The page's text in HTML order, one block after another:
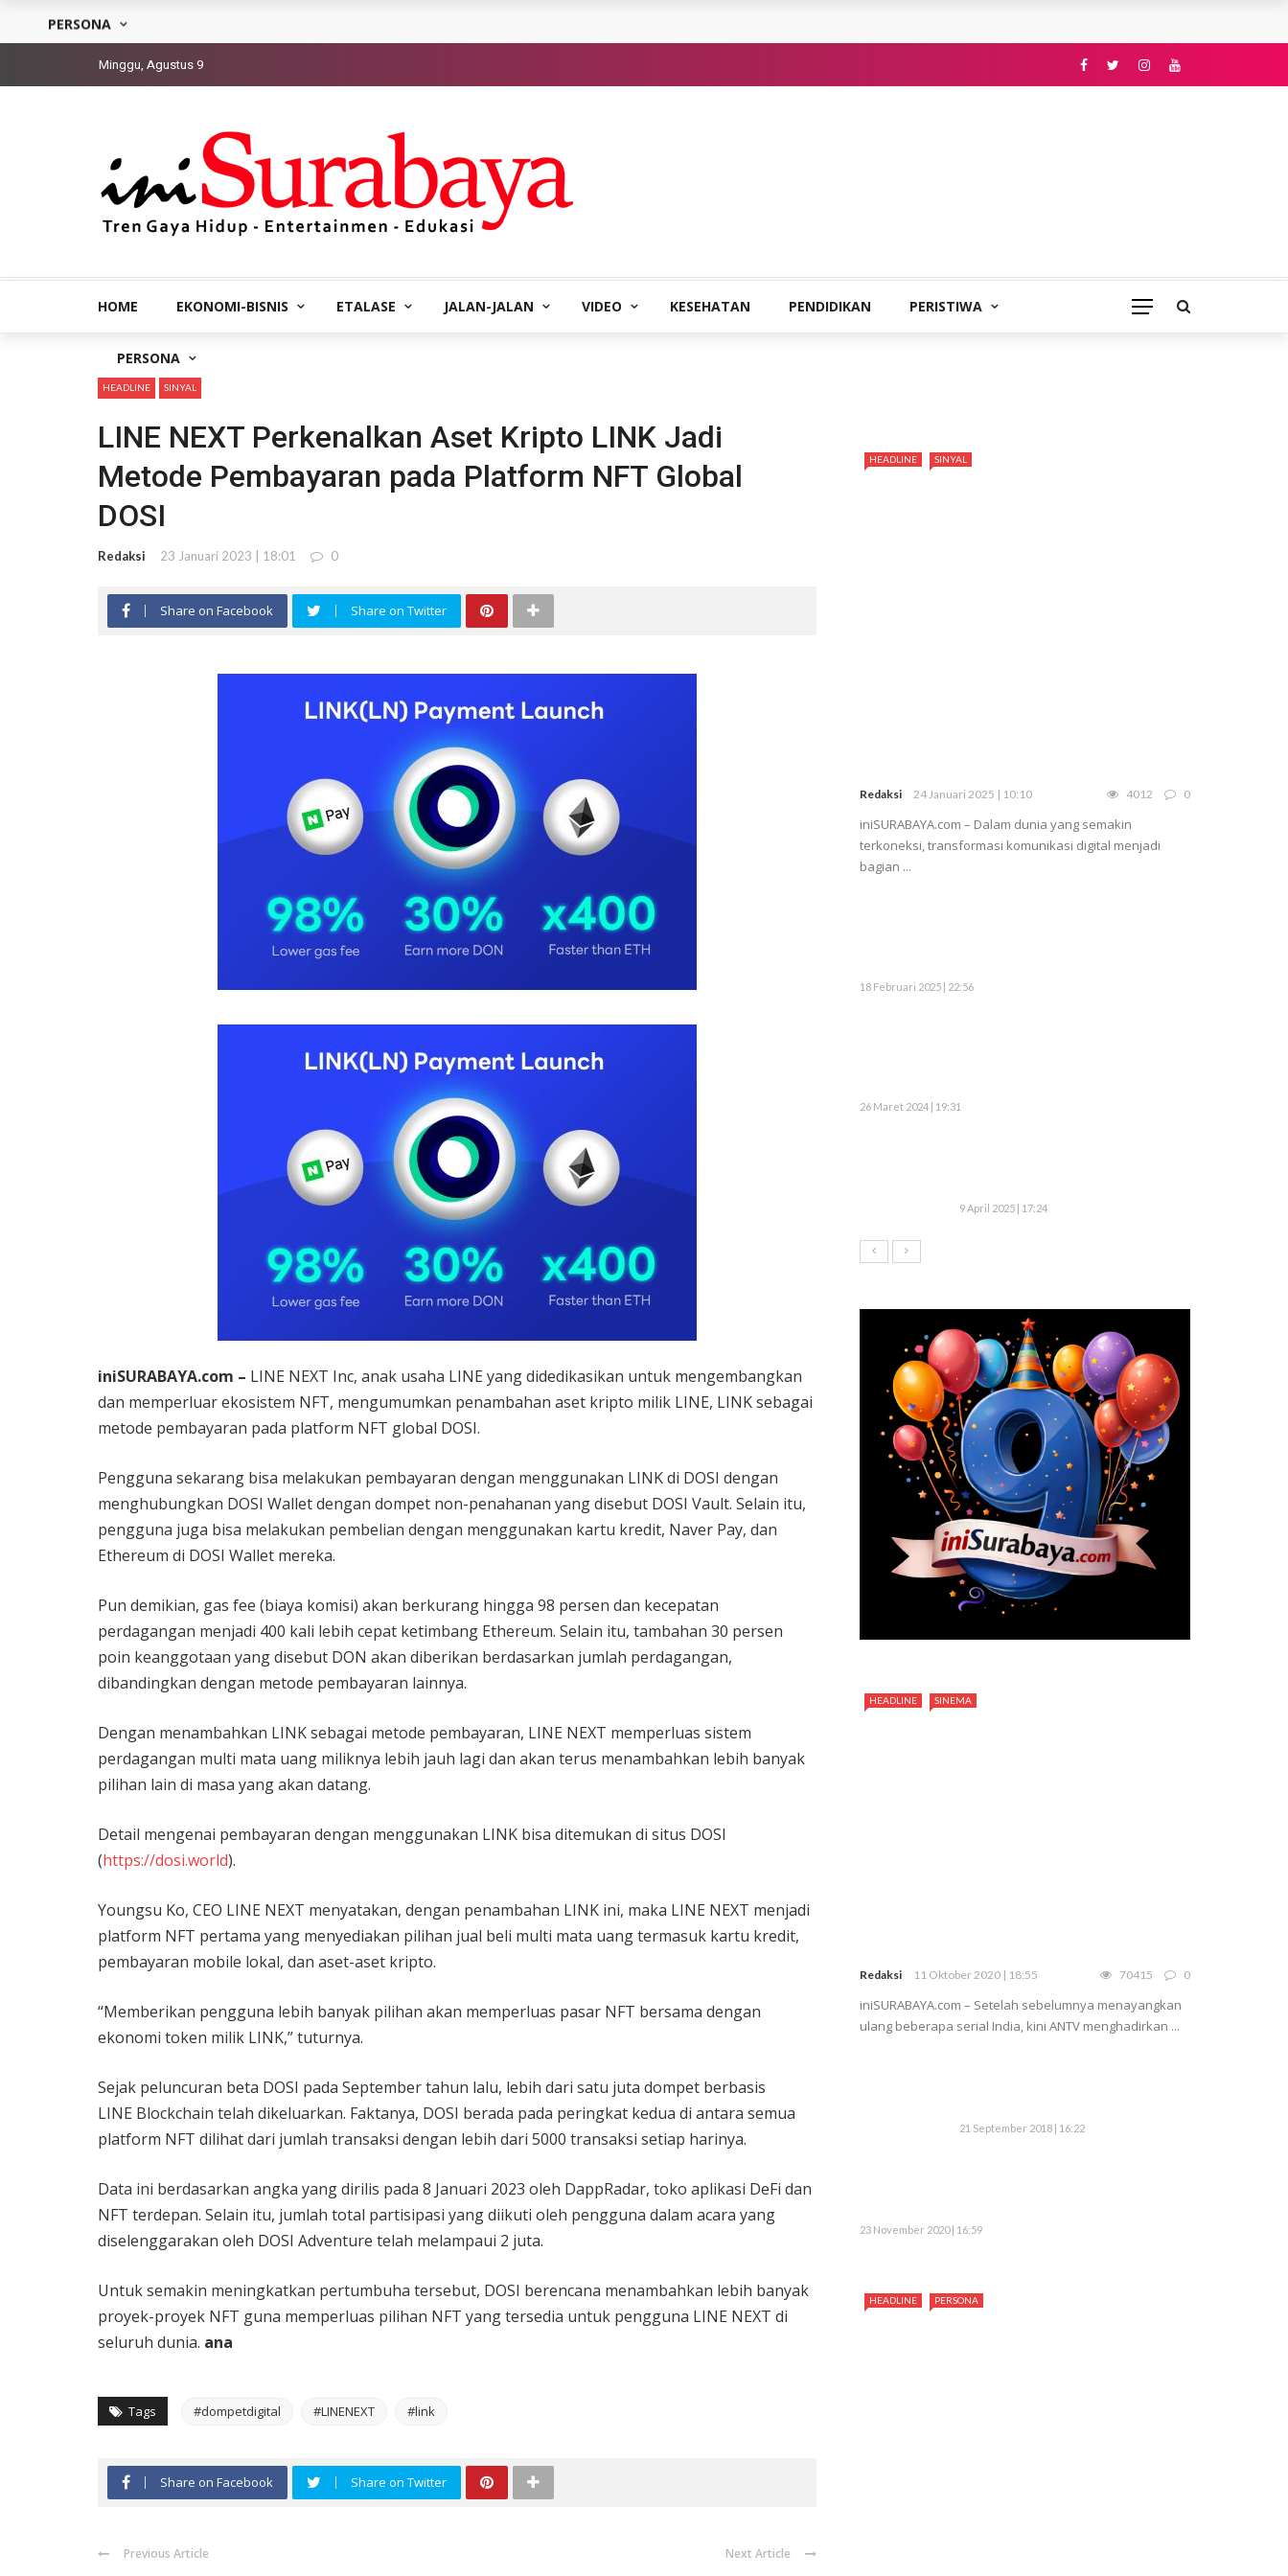
Minggu, Agustus 9
HOME EKONOMI-BISNIS ETALASE JALAN-JALAN VIDEO KESEHATAN PENDIDIKAN PERISTIWA
PERSONA
PERSONA
HEADLINE SINYAL
LINE NEXT Perkenalkan Aset Kripto LINK Jadi
Metode Pembayaran pada Platform NFT Global
DOSI
Redaksi 23 Januari 2023 | 18:01 0
Share on Facebook Share on Twitter
iniSURABAYA.com – LINE NEXT Inc, anak usaha LINE yang didedikasikan untuk mengembangkan
dan memperluar ekosistem NFT, mengumumkan penambahan aset kripto milik LINE, LINK sebagai
metode pembayaran pada platform NFT global DOSI.
Pengguna sekarang bisa melakukan pembayaran dengan menggunakan LINK di DOSI dengan
menghubungkan DOSI Wallet dengan dompet non-penahanan yang disebut DOSI Vault. Selain itu,
pengguna juga bisa melakukan pembelian dengan menggunakan kartu kredit, Naver Pay, dan
Ethereum di DOSI Wallet mereka.
Pun demikian, gas fee (biaya komisi) akan berkurang hingga 98 persen dan kecepatan
perdagangan menjadi 400 kali lebih cepat ketimbang Ethereum. Selain itu, tambahan 30 persen
poin keanggotaan yang disebut DON akan diberikan berdasarkan jumlah perdagangan,
dibandingkan dengan metode pembayaran lainnya.
Dengan menambahkan LINK sebagai metode pembayaran, LINE NEXT memperluas sistem
perdagangan multi mata uang miliknya lebih jauh lagi dan akan terus menambahkan lebih banyak
pilihan lain di masa yang akan datang.
Detail mengenai pembayaran dengan menggunakan LINK bisa ditemukan di situs DOSI
(https://dosi.world).
Youngsu Ko, CEO LINE NEXT menyatakan, dengan penambahan LINK ini, maka LINE NEXT menjadi
platform NFT pertama yang menyediakan pilihan jual beli multi mata uang termasuk kartu kredit,
pembayaran mobile lokal, dan aset-aset kripto.
“Memberikan pengguna lebih banyak pilihan akan memperluas pasar NFT bersama dengan
ekonomi token milik LINK,” tuturnya.
Sejak peluncuran beta DOSI pada September tahun lalu, lebih dari satu juta dompet berbasis
LINE Blockchain telah dikeluarkan. Faktanya, DOSI berada pada peringkat kedua di antara semua
platform NFT dilihat dari jumlah transaksi dengan lebih dari 5000 transaksi setiap harinya.
Data ini berdasarkan angka yang dirilis pada 8 Januari 2023 oleh DappRadar, toko aplikasi DeFi dan
NFT terdepan. Selain itu, jumlah total partisipasi yang diikuti oleh pengguna dalam acara yang
diselenggarakan oleh DOSI Adventure telah melampaui 2 juta.
Untuk semakin meningkatkan pertumbuha tersebut, DOSI berencana menambahkan lebih banyak
proyek-proyek NFT guna memperluas pilihan NFT yang tersedia untuk pengguna LINE NEXT di
seluruh dunia. ana
Tags #dompetdigital #LINENEXT #link
Share on Facebook Share on Twitter
Previous Article Next Article
HEADLINE SINYAL
Redaksi 24 Januari 2025 | 10:10 4012 0
iniSURABAYA.com – Dalam dunia yang semakin
terkoneksi, transformasi komunikasi digital menjadi
bagian ...
18 Februari 2025 | 22:56
26 Maret 2024 | 19:31
9 April 2025 | 17:24
HEADLINE SINEMA
Redaksi 11 Oktober 2020 | 18:55 70415 0
iniSURABAYA.com – Setelah sebelumnya menayangkan
ulang beberapa serial India, kini ANTV menghadirkan ...
21 September 2018 | 16:22
23 November 2020 | 16:59
HEADLINE PERSONA